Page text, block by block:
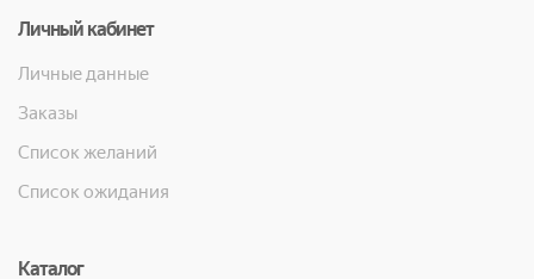
Личный кабинет
Личные данные
Заказы
Список желаний
Список ожидания
Каталог